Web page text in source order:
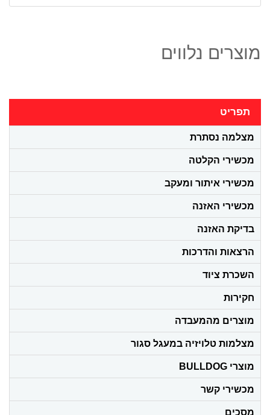
מוצרים נלווים
תפריט
מצלמה נסתרת
מכשירי הקלטה
מכשירי איתור ומעקב
מכשירי האזנה
בדיקת האזנה
הרצאות והדרכות
השכרת ציוד
חקירות
מוצרים מהמעבדה
מצלמות טלויזיה במעגל סגור
מוצרי BULLDOG
מכשירי קשר
מסכים